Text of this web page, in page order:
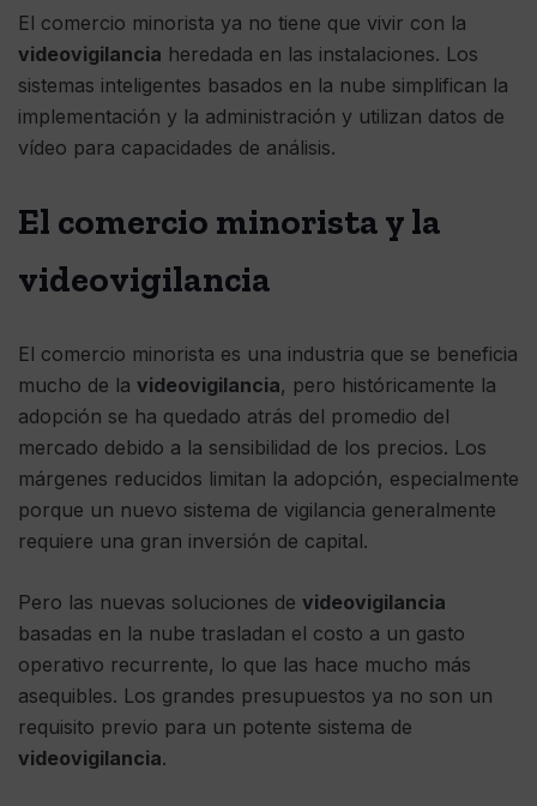
El comercio minorista ya no tiene que vivir con la
videovigilancia heredada en las instalaciones. Los
sistemas inteligentes basados ​​en la nube simplifican la
implementación y la administración y utilizan datos de
vídeo para capacidades de análisis.
El comercio minorista y la
videovigilancia
El comercio minorista es una industria que se beneficia
mucho de la videovigilancia, pero históricamente la
adopción se ha quedado atrás del promedio del
mercado debido a la sensibilidad de los precios. Los
márgenes reducidos limitan la adopción, especialmente
porque un nuevo sistema de vigilancia generalmente
requiere una gran inversión de capital.
Pero las nuevas soluciones de videovigilancia
basadas en la nube trasladan el costo a un gasto
operativo recurrente, lo que las hace mucho más
asequibles. Los grandes presupuestos ya no son un
requisito previo para un potente sistema de
videovigilancia.